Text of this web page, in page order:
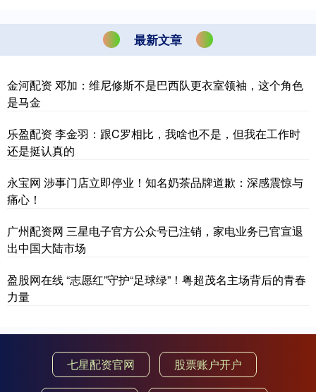
最新文章
金河配资 邓加：维尼修斯不是巴西队更衣室领袖，这个角色
是马金
乐盈配资 李金羽：跟C罗相比，我啥也不是，但我在工作时
还是挺认真的
永宝网 涉事门店立即停业！知名奶茶品牌道歉：深感震惊与
痛心！
广州配资网 三星电子官方公众号已注销，家电业务已官宣退
出中国大陆市场
盈股网在线 “志愿红”守护“足球绿”！粤超茂名主场背后的青春
力量
七星配资官网 股票账户开户